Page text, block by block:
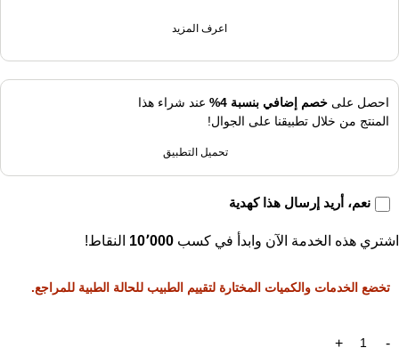
اعرف المزيد
احصل على خصم إضافي بنسبة 4%
عند شراء هذا
المنتج من خلال تطبيقنا على الجوال!
تحميل التطبيق
نعم، أريد إرسال هذا كهدية
اشتري هذه الخدمة الآن وابدأ في كسب 10٬000 النقاط!
تخضع الخدمات والكميات المختارة لتقييم الطبيب للحالة الطبية للمراجع.